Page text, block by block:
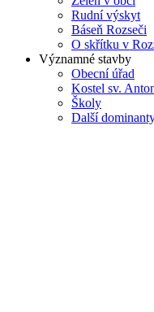
Rudní výskyt
Báseň Rozseči
O skřítku v
Významné stavby
Obecní úřad
Kostel sv.
Školy
Další